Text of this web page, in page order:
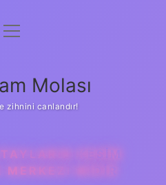
Uyarı
menüyü
Molası
zihnini canlandır!
KESIM
MIDIR